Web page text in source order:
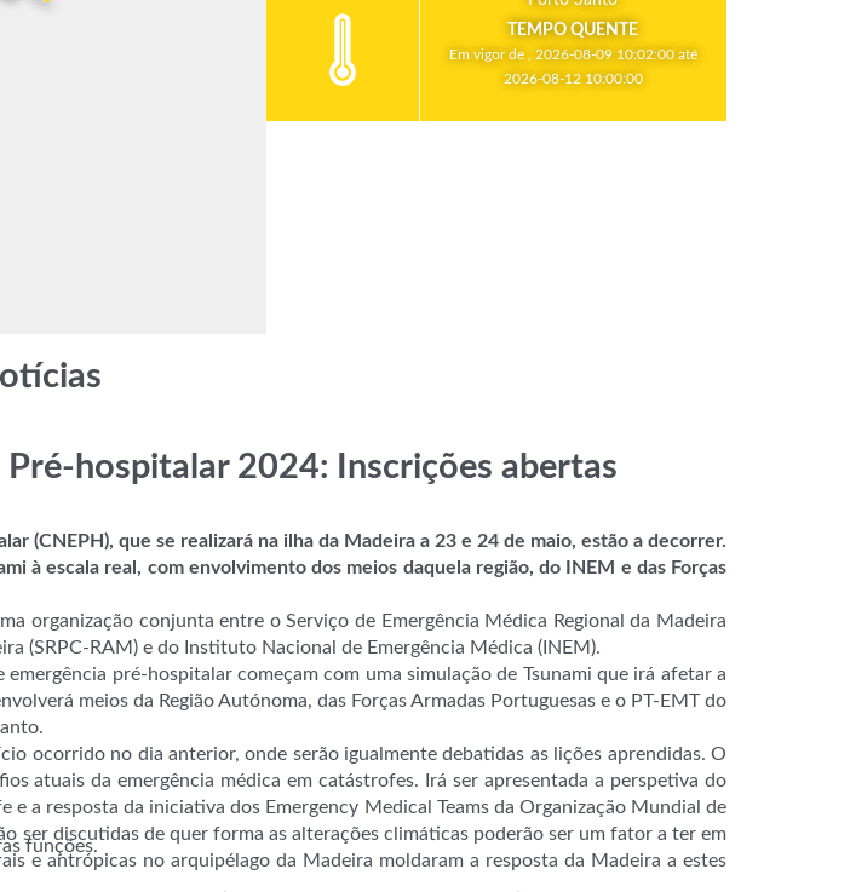
TEMPO QUENTE
Em vigor de , 2026-08-09 10:02:00 até
2026-08-12 10:00:00
hospitalar 2024: Inscrições abertas
(CNEPH), que se realizará na ilha da Madeira a 23 e 24 de maio, estão a decorrer.
à escala real, com envolvimento dos meios daquela região, do INEM e das Forças
organização conjunta entre o Serviço de Emergência Médica Regional da Madeira
(SRPC-RAM) e do Instituto Nacional de Emergência Médica (INEM).
pré-hospitalar começam com uma simulação de Tsunami que irá afetar a
meios da Região Autónoma, das Forças Armadas Portuguesas e o PT-EMT do
ocorrido no dia anterior, onde serão igualmente debatidas as lições aprendidas. O
atuais da emergência médica em catástrofes. Irá ser apresentada a perspetiva do
a resposta da iniciativa dos Emergency Medical Teams da Organização Mundial de
ser discutidas de quer forma as alterações climáticas poderão ser um fator a ter em
e antrópicas no arquipélago da Madeira moldaram a resposta da Madeira a estes
funções.